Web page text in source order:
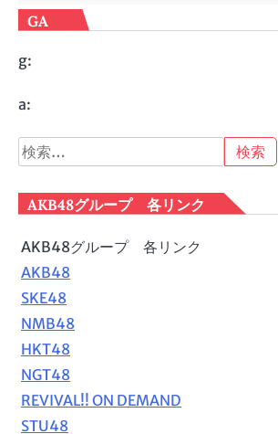
GA
g:
a:
検
索:
AKB48グループ 各リンク
AKB48グループ 各リンク
AKB48
SKE48
NMB48
HKT48
NGT48
REVIVAL!! ON DEMAND
STU48